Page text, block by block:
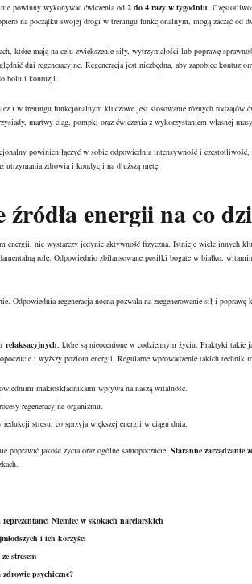
powinny wykonywać ćwiczenia od 2 do 4 razy w tygodniu .
na początku swojej drogi w treningu funkcjonalnym, mogą zacząć od
które mają na celu zwiększenie siły, wytrzymałości lub poprawę
dni regeneracyjne. Regeneracja jest niezbędna, aby zapobiec
bólu i kontuzji.
i w treningu funkcjonalnym kluczowe jest stosowanie różnych rodzajów
martwy ciąg, pompki oraz ćwiczenia z wykorzystaniem własnej masy
powinien łączyć w sobie odpowiednią intensywność i częstotliwość,
utrzymania zdrowia i kondycji na dłuższą metę.
źródła energii na co
energii, nie wystarczy jedynie aktywność fizyczna. Istnieje wiele innych
rolę. Odpowiednio zbilansowane posiłki bogate w białko,
Odpowiednia regeneracja nocna pozwala na zregenerowanie sił i
relaksacyjnych , które są nieocenione w codziennym życiu. Praktyki takie
i wyższy poziom energii. Regularne wprowadzenie takich technik
makroskładnikami wpływa na naszą witalność.
regeneracyjne organizmu.
redukcji stresu, co sprzyja większej energii w ciągu dnia.
poprawić jakość życia oraz ogólne samopoczucie. Staranne zarządzanie
reprezentanci Niemiec w skokach narciarskich
i ich korzyści
stresem
psychiczne?